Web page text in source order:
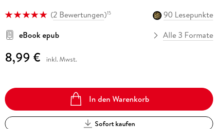
(2 Bewertungen)15
90 Lesepunkte
eBook epub
Alle 3 Formate
8,99 € inkl. Mwst.
In den Warenkorb
Sofort kaufen